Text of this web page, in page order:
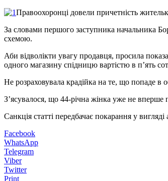
Правоохоронці довели причетність
За словами першого заступника начальника
схемою.
Аби відволікти увагу продавця, просила
одного магазину спідницю вартістю в п’ять
Не розраховувала крадійка на те, що попаде в
З’ясувалося, що 44-річна жінка уже не
Санкція статті передбачає покарання у
Facebook
WhatsApp
Telegram
Viber
Twitter
Print